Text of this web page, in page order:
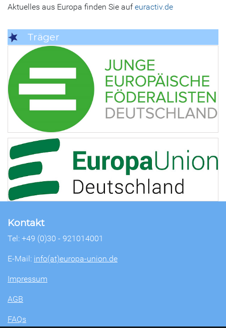
Aktuelles aus Europa finden Sie aufeuractiv.de
Träger
Kontakt
Tel: +49 (0)30 - 921014001
E-Mail: info(at)europa-union.de
Impressum
AGB
FAQs